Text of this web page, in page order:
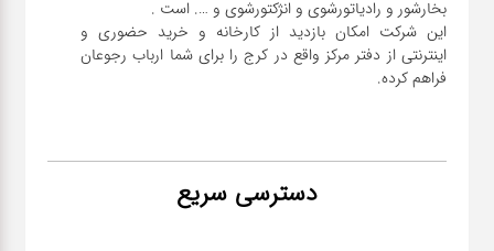
این شرکت امکان بازدید از کارخانه و خرید حضوری و
اینترنتی از دفتر مرکز واقع در کرج را برای شما ارباب رجوعان
فراهم کرده.
دسترسی سریع